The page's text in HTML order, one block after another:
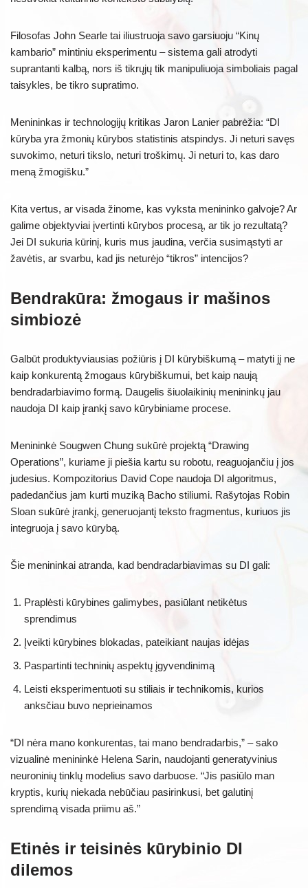
Filosofas John Searle tai iliustruoja savo garsiuoju “Kinų
kambario” mintiniu eksperimentu – sistema gali atrodyti
suprantanti kalbą, nors iš tikrųjų tik manipuliuoja simboliais pagal
taisykles, be tikro supratimo.
Menininkas ir technologijų kritikas Jaron Lanier pabrėžia: “DI
kūryba yra žmonių kūrybos statistinis atspindys. Ji neturi savęs
suvokimo, neturi tikslo, neturi troškimų. Ji neturi to, kas daro
meną žmogišku.”
Kita vertus, ar visada žinome, kas vyksta menininko galvoje? Ar
galime objektyviai įvertinti kūrybos procesą, ar tik jo rezultatą?
Jei DI sukuria kūrinį, kuris mus jaudina, verčia susimąstyti ar
žavėtis, ar svarbu, kad jis neturėjo “tikros” intencijos?
Bendrakūra: žmogaus ir mašinos
simbiozė
Galbūt produktyviausias požiūris į DI kūrybiškumą – matyti jį ne
kaip konkurentą žmogaus kūrybiškumui, bet kaip naują
bendradarbiavimo formą. Daugelis šiuolaikinių menininkų jau
naudoja DI kaip įrankį savo kūrybiniame procese.
Menininkė Sougwen Chung sukūrė projektą “Drawing
Operations”, kuriame ji piešia kartu su robotu, reaguojančiu į jos
judesius. Kompozitorius David Cope naudoja DI algoritmus,
padedančius jam kurti muziką Bacho stiliumi. Rašytojas Robin
Sloan sukūrė įrankį, generuojantį teksto fragmentus, kuriuos jis
integruoja į savo kūrybą.
Šie menininkai atranda, kad bendradarbiavimas su DI gali:
Praplėsti kūrybines galimybes, pasiūlant netikėtus
sprendimus
Įveikti kūrybines blokadas, pateikiant naujas idėjas
Paspartinti techninių aspektų įgyvendinimą
Leisti eksperimentuoti su stiliais ir technikomis, kurios
anksčiau buvo neprieinamos
“DI nėra mano konkurentas, tai mano bendradarbis,” – sako
vizualinė menininkė Helena Sarin, naudojanti generatyvinius
neuroninių tinklų modelius savo darbuose. “Jis pasiūlo man
kryptis, kurių niekada nebūčiau pasirinkusi, bet galutinį
sprendimą visada priimu aš.”
Etinės ir teisinės kūrybinio DI
dilemos